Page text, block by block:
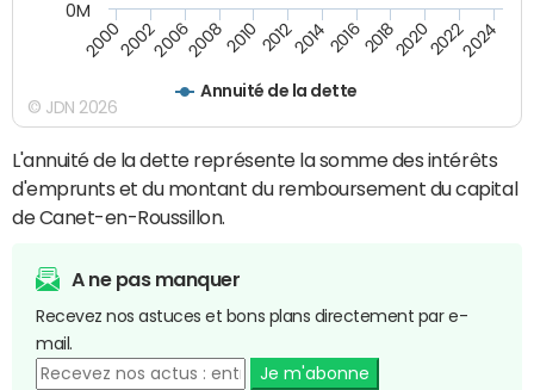
Annuité de la dette
20002002200620082010 2012201420162018202020222024
0M
© JDN 2026
L'annuité de la dette représente la somme des intérêts
d'emprunts et du montant du remboursement du capital
de Canet-en-Roussillon.
A ne pas manquer
Recevez nos astuces et bons plans directement par e-
mail.
Je m'abonne